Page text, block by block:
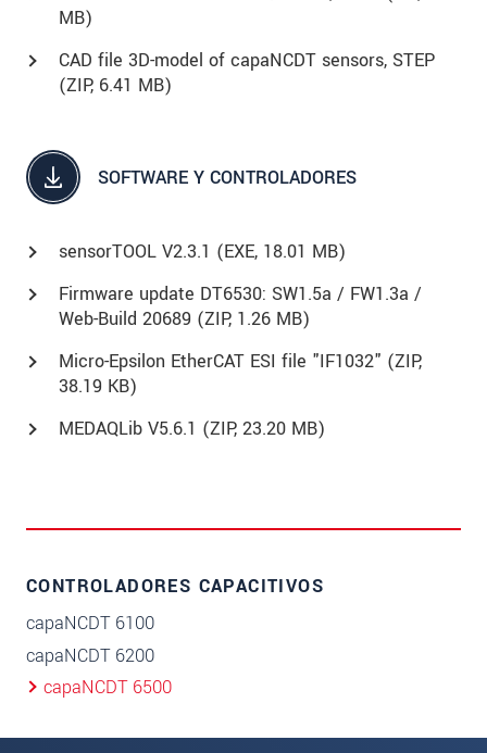
MB)
CAD file 3D-model of capaNCDT sensors, STEP
(ZIP, 6.41 MB)
SOFTWARE Y CONTROLADORES
sensorTOOL V2.3.1 (EXE, 18.01 MB)
Firmware update DT6530: SW1.5a / FW1.3a /
Web-Build 20689 (ZIP, 1.26 MB)
Micro-Epsilon EtherCAT ESI file "IF1032" (ZIP,
38.19 KB)
MEDAQLib V5.6.1 (ZIP, 23.20 MB)
CONTROLADORES CAPACITIVOS
capaNCDT 6100
capaNCDT 6200
capaNCDT 6500